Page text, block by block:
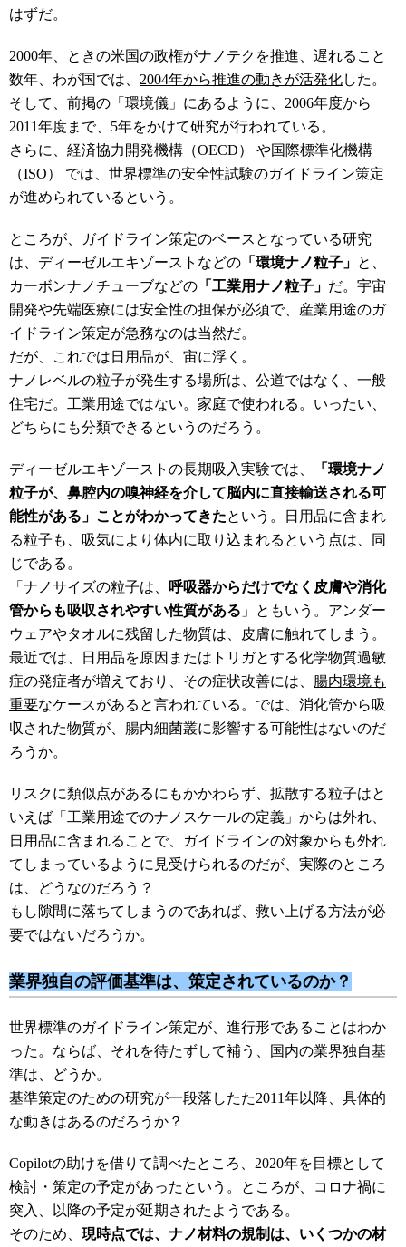
はずだ。
2000年、ときの米国の政権がナノテクを推進、遅れること
数年、わが国では、 2004年から推進の動きが活発化した。
そして、前掲の「環境儀」にあるように、2006年度から
2011年度まで、5年をかけて研究が行われている。
さらに、経済協力開発機構（OECD） や国際標準化機構
（ISO） では、世界標準の安全性試験のガイドライン策定
が進められているという。
ところが、ガイドライン策定のベースとなっている研究
は、ディーゼルエキゾーストなどの 「環境ナノ粒子」 と、
カーボンナノチューブなどの 「工業用ナノ粒子」 だ。宇宙
開発や先端医療には安全性の担保が必須で、産業用途のガ
イドライン策定が急務なのは当然だ。
だが、これでは日用品が、宙に浮く。
ナノレベルの粒子が発生する場所は、公道ではなく、一般
住宅だ。工業用途ではない。家庭で使われる。いったい、
どちらにも分類できるというのだろう。
ディーゼルエキゾーストの長期吸入実験では、
「環境ナノ
粒子が、鼻腔内の嗅神経を介して脳内に直接輸送される可
能性がある」ことがわかってきたという。日用品に含まれ
る粒子も、吸気により体内に取り込まれるという点は、同
じである。
「ナノサイズの粒子は、
呼吸器からだけでなく皮膚や消化
管からも吸収されやすい性質がある 」ともいう。アンダー
ウェアやタオルに残留した物質は、皮膚に触れてしまう。
最近では、日用品を原因またはトリガとする化学物質過敏
症の発症者が増えており、その症状改善には、 腸内環境も
重要なケースがあると言われている。では、消化管から吸
収された物質が、腸内細菌叢に影響する可能性はないのだ
ろうか。
リスクに類似点があるにもかかわらず、拡散する粒子はと
いえば「工業用途でのナノスケールの定義」からは外れ、
日用品に含まれることで、ガイドラインの対象からも外れ
てしまっているように見受けられるのだが、実際のところ
は、どうなのだろう？
もし隙間に落ちてしまうのであれば、救い上げる方法が必
要ではないだろうか。
業界独自の評価基準は、策定されているのか？
世界標準のガイドライン策定が、進行形であることはわか
った。ならば、それを待たずして補う、国内の業界独自基
準は、どうか。
基準策定のための研究が一段落したた2011年以降、具体的
な動きはあるのだろうか？
Copilotの助けを借りて調べたところ、2020年を目標として
検討・策定の予定があったという。ところが、コロナ禍に
突入、以降の予定が延期されたようである。
そのため、 現時点では、 ナノ材料の規制は、いくつかの材